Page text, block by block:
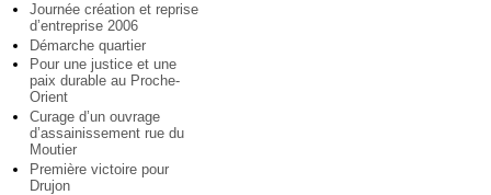
Journée création et reprise
d’entreprise 2006
Démarche quartier
Pour une justice et une
paix durable au Proche-
Orient
Curage d’un ouvrage
d’assainissement rue du
Moutier
Première victoire pour
Drujon